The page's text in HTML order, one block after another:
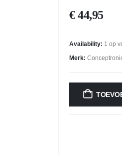
€44,95
Availability: 1 op
Merk: